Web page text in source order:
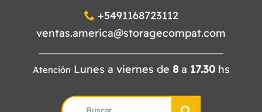
+5491168723112
ventas.america@storagecompat.com
Atención Lunes a viernes de 8a 17.30hs
Search